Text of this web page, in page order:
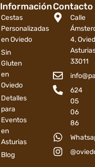
Información
Cestas
Personalizadas
en Oviedo
Sin
Gluten
en
Oviedo
Detalles
para
Eventos
en
Asturias
Blog
Contacto
Calle
4,
33011
624
05
06
86